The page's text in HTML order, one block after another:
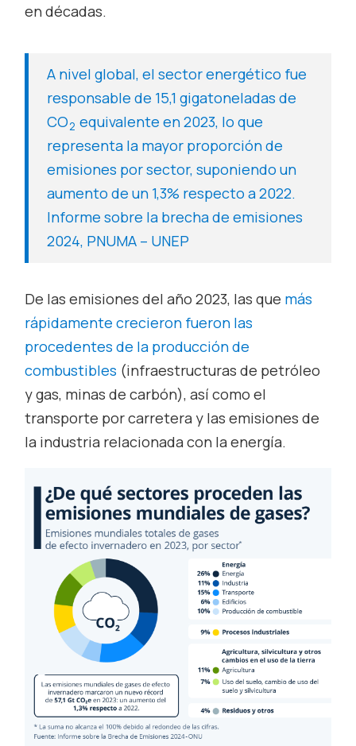
en décadas.
A nivel global, el sector energético fue
responsable de 15,1 gigatoneladas de
CO2 equivalente en 2023, lo que
representa la mayor proporción de
emisiones por sector, suponiendo un
aumento de un 1,3% respecto a 2022.
Informe sobre la brecha de emisiones
2024, PNUMA – UNEP
De las emisiones del año 2023, las que más
rápidamente crecieron fueron las
procedentes de la producción de
combustibles (infraestructuras de petróleo
y gas, minas de carbón), así como el
transporte por carretera y las emisiones de
la industria relacionada con la energía.